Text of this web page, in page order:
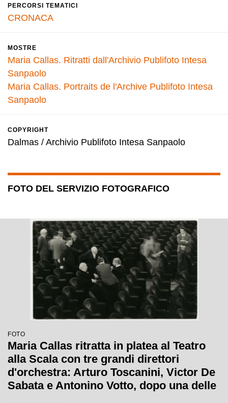
PERCORSI TEMATICI
CRONACA
MOSTRE
Maria Callas. Ritratti dall'Archivio Publifoto Intesa
Sanpaolo
Maria Callas. Portraits de l'Archive Publifoto Intesa
Sanpaolo
COPYRIGHT
Dalmas / Archivio Publifoto Intesa Sanpaolo
FOTO DEL SERVIZIO FOTOGRAFICO
FOTO
Maria Callas ritratta in platea al Teatro
alla Scala con tre grandi direttori
d'orchestra: Arturo Toscanini, Victor De
Sabata e Antonino Votto, dopo una delle